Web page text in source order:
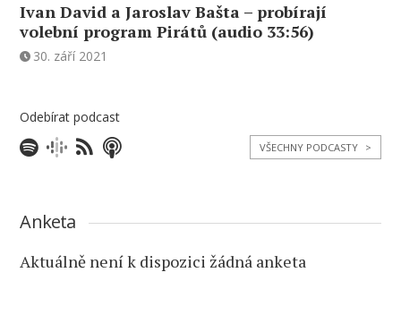
Ivan David a Jaroslav Bašta – probírají
volební program Pirátů (audio 33:56)
30. září 2021
Odebírat podcast
VŠECHNY PODCASTY >
Anketa
Aktuálně není k dispozici žádná anketa